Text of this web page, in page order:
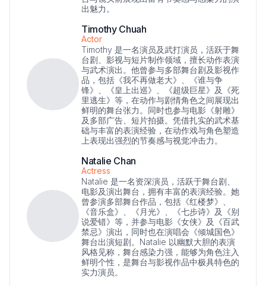
出魅力。
Timothy Chuah
Actor
Timothy 是一名演员及武打演员，活跃于舞
台剧、影视与短片制作领域，擅长动作表演
与武术演出。他曾参与多部舞台剧及影视作
品，包括《我不再做老大》、《谁与争
锋》、《皇上出巡》、《超级巨星》及《死
里逃生》等，在动作与剧情角色之间展现出
鲜明的舞台张力。同时也参与电影《射雕》
及多部广告、短片拍摄。凭借扎实的武术基
础与丰富的表演经验，在动作戏与角色塑造
上表现出强烈的节奏感与视觉冲击力。
Natalie Chan
Actress
Natalie 是一名资深演员，活跃于舞台剧、
电影及演出舞台，拥有丰富的表演经验。她
曾参演多部舞台作品，包括《红楼梦》、
《音乐盒》、《月光》、《七步诗》及《别
说爱错》等，并参与电影《女侠》及《百武
禁忌》演出，同时也在演唱会《倾城国色》
舞台出演短剧。Natalie 以幽默大胆的表演
风格见称，舞台感染力强，能够为角色注入
鲜明个性，是舞台与影视作品中极具特色的
实力演员。